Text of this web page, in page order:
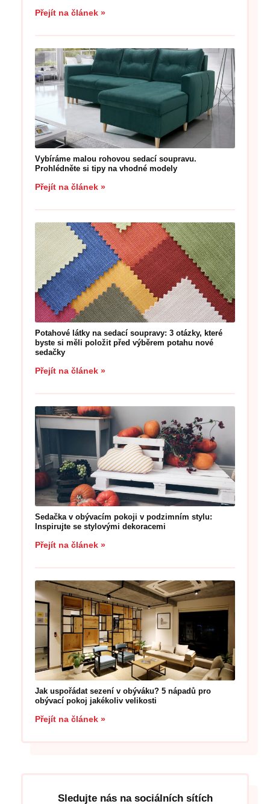
Přejít na článek »
Vybíráme malou rohovou sedací soupravu.
Prohlédněte si tipy na vhodné modely
Přejít na článek »
Potahové látky na sedací soupravy: 3 otázky, které
byste si měli položit před výběrem potahu nové
sedačky
Přejít na článek »
Sedačka v obývacím pokoji v podzimním stylu:
Inspirujte se stylovými dekoracemi
Přejít na článek »
Jak uspořádat sezení v obýváku? 5 nápadů pro
obývací pokoj jakékoliv velikosti
Přejít na článek »
Sledujte nás na sociálních sítích